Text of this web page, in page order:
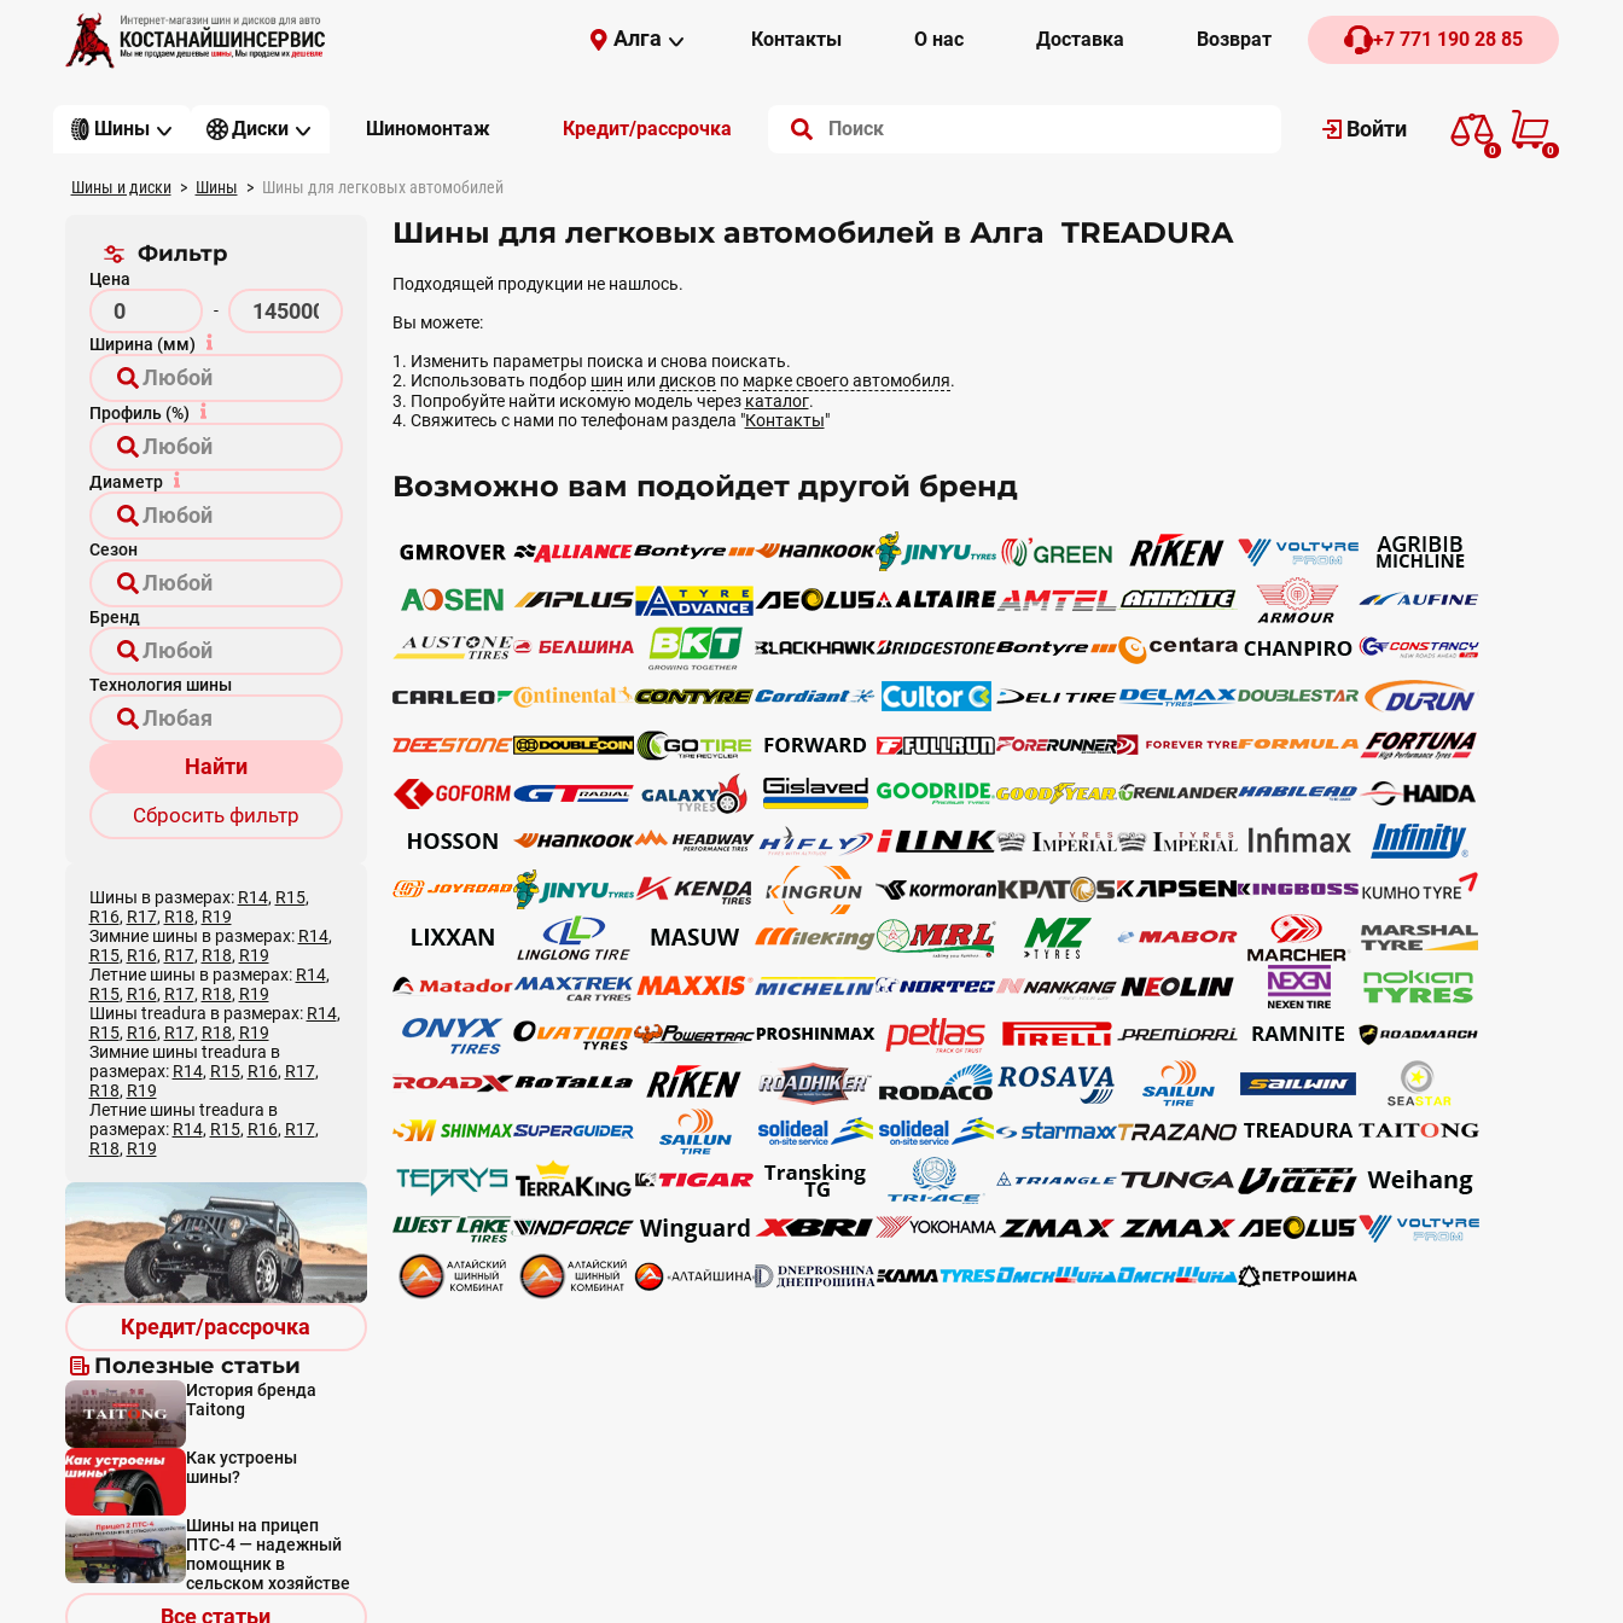
Алга Контакты О нас Доставка Возврат +7 771 190 28 85
Шины Диски Шиномонтаж Кредит/рассрочка Войти
0 0
Шины и диски Шины Шины для легковых автомобилей
Фильтр
Цена
-
Ширина (мм)
Профиль (%)
Диаметр
Сезон
Бренд
Технология шины
Найти
Сбросить фильтр
Шины в размерах: R14, R15,
R16, R17, R18, R19
Зимние шины в размерах: R14,
R15, R16, R17, R18, R19
Летние шины в размерах: R14,
R15, R16, R17, R18, R19
Шины treadura в размерах: R14,
R15, R16, R17, R18, R19
Зимние шины treadura в
размерах: R14, R15, R16, R17,
R18, R19
Летние шины treadura в
размерах: R14, R15, R16, R17,
R18, R19
Кредит/рассрочка
Полезные статьи
История бренда
Taitong
Как устроены
шины?
Шины на прицеп
ПТС-4 — надежный
помощник в
сельском хозяйстве
Все статьи
Шины для легковых автомобилей в Алга TREADURA
Подходящей продукции не нашлось.
Вы можете:
1. Изменить параметры поиска и снова поискать.
2. Использовать подбор шин или дисковпо марке своего автомобиля.
3. Попробуйте найти искомую модель через каталог.
4. Свяжитесь с нами по телефонам раздела "Контакты"
Возможно вам подойдет другой бренд